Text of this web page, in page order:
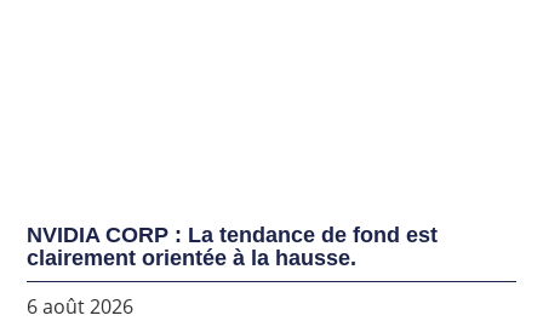
NVIDIA CORP : La tendance de fond est
clairement orientée à la hausse.
6 août 2026